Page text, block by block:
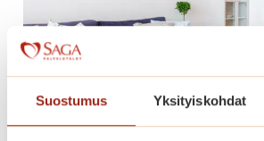
Suostumus Yksityiskohdat